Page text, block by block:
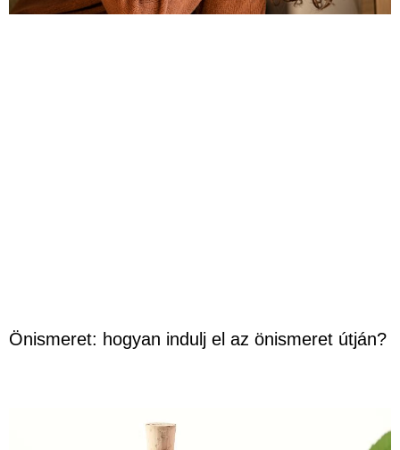
Önismeret: hogyan indulj el az önismeret útján?